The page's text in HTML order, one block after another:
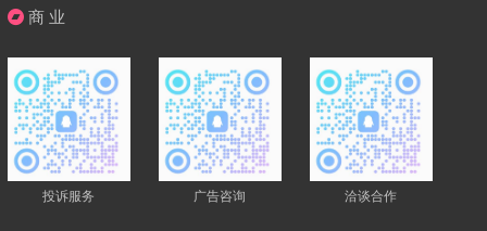
商 业
投诉服务 广告咨询 洽谈合作